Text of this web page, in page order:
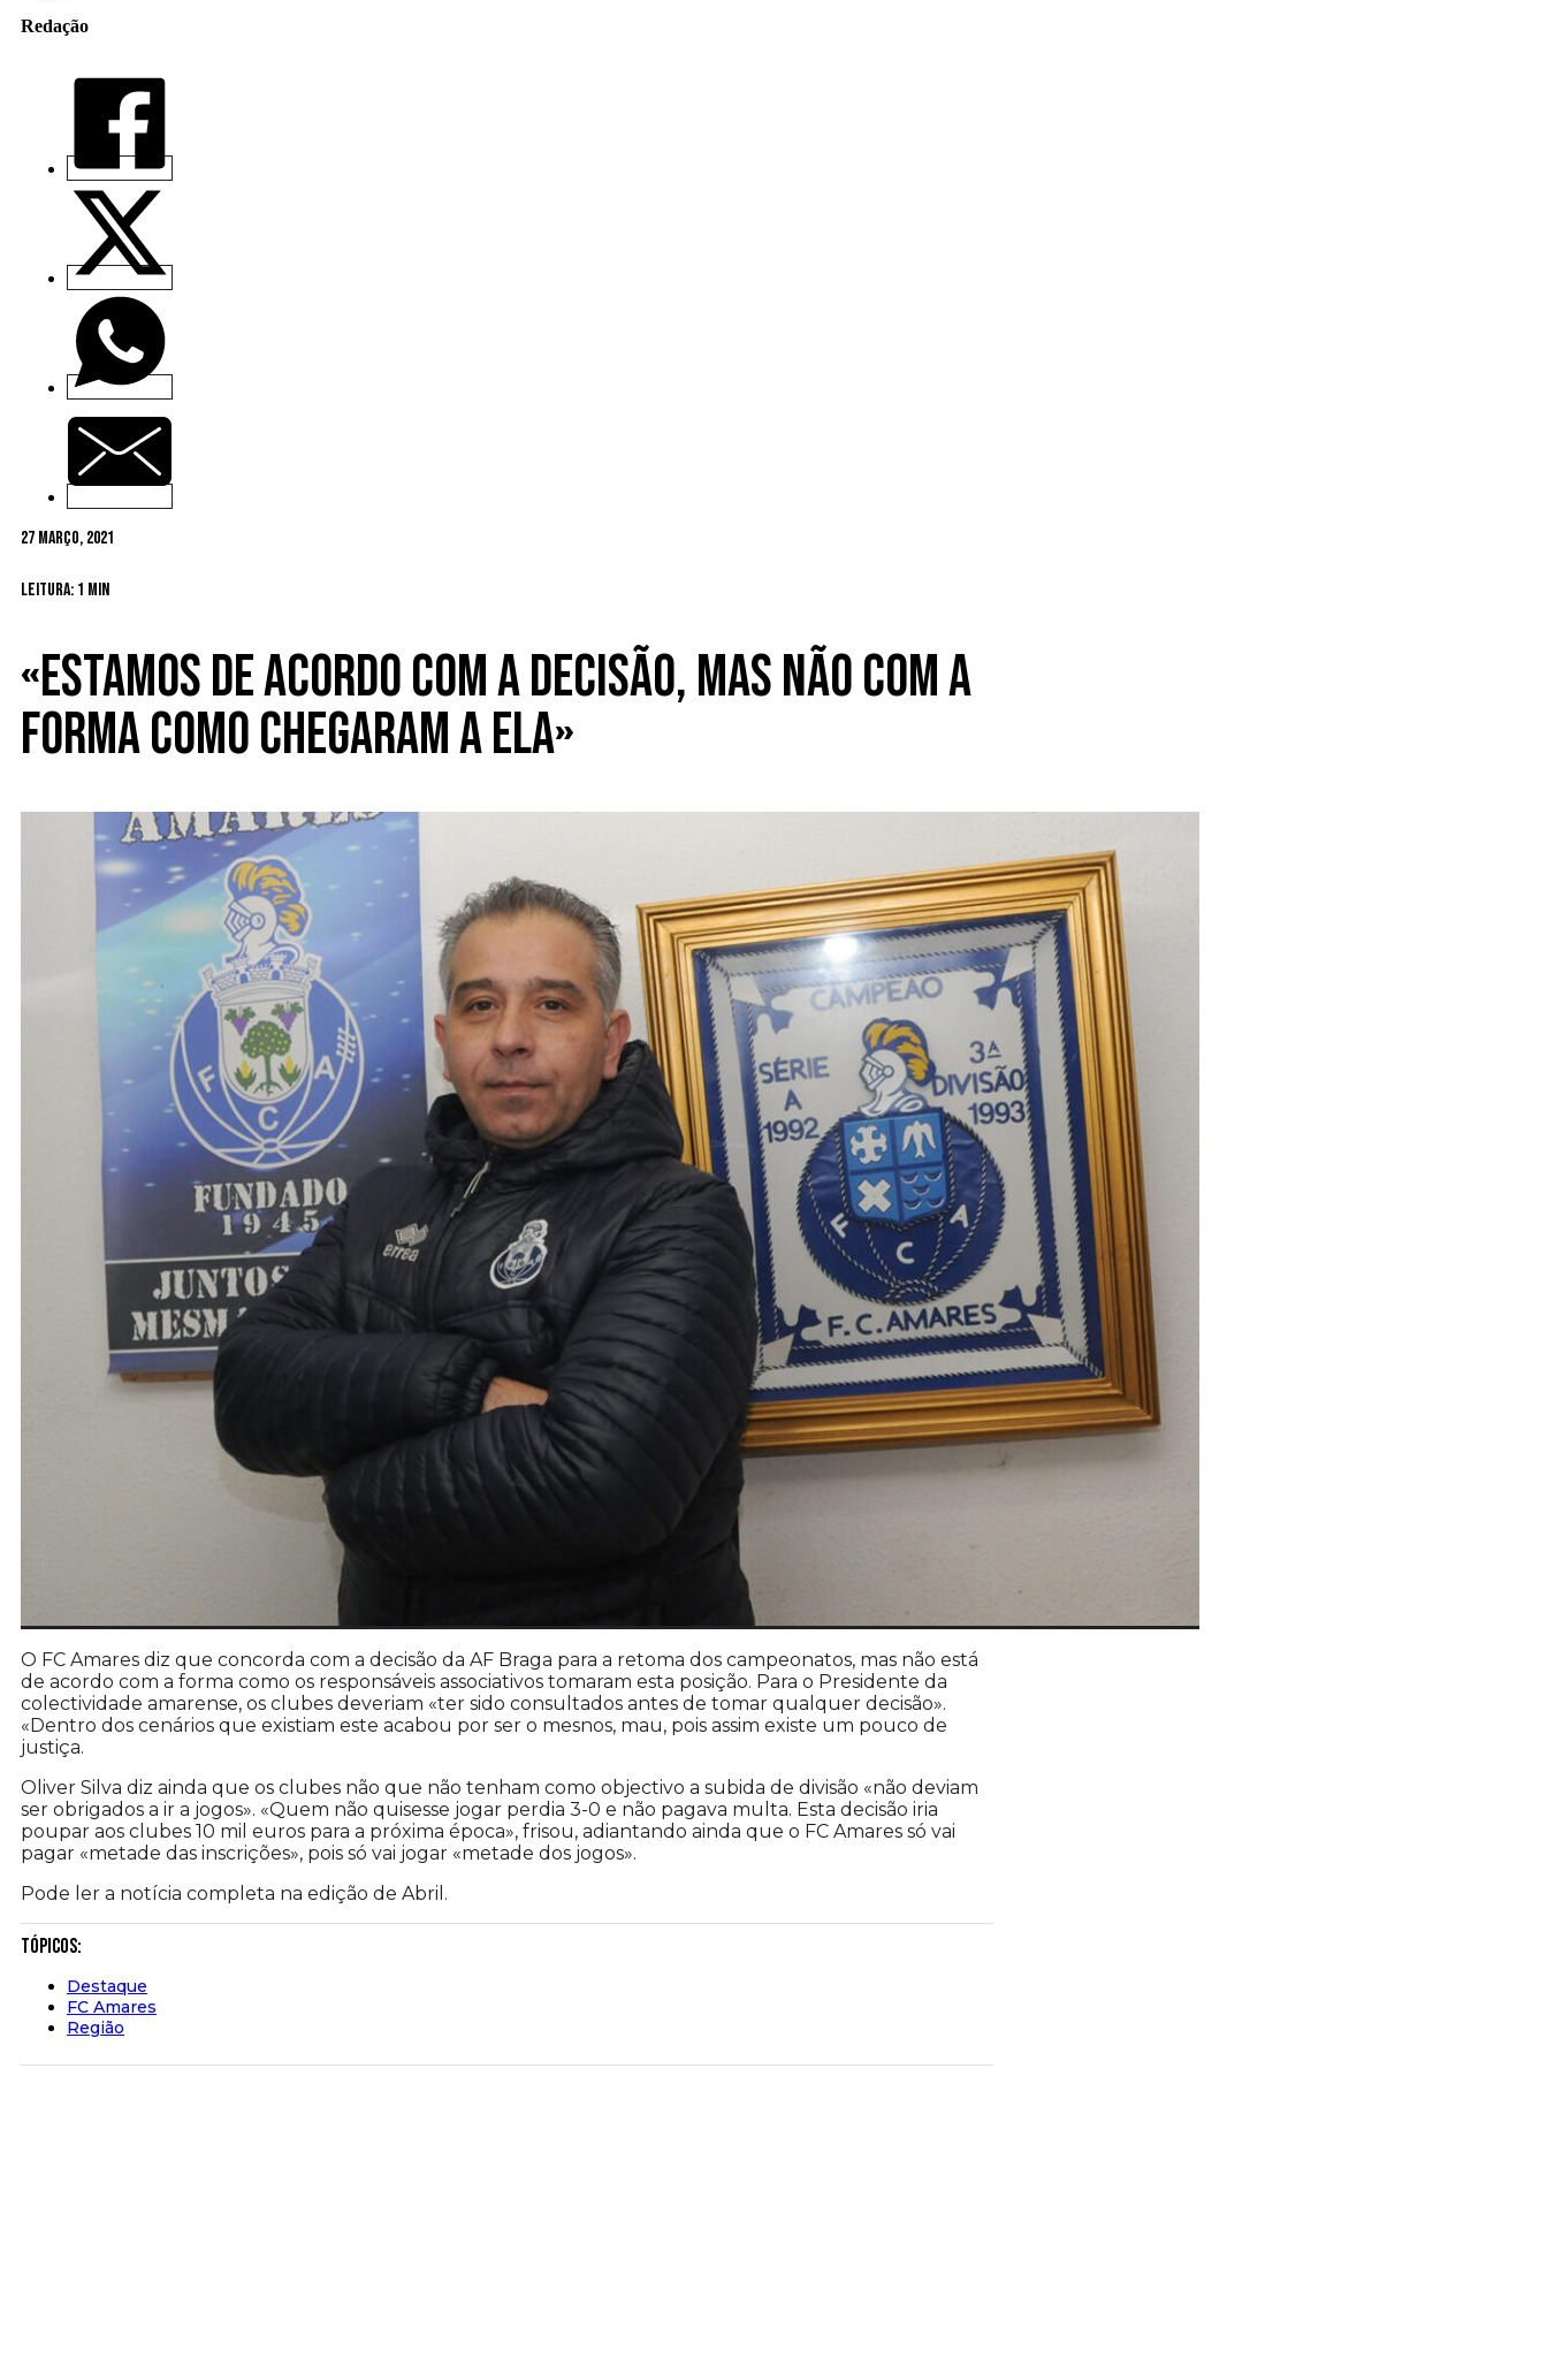
Redação
27 Março, 2021
Leitura: 1 min
«Estamos de acordo com a decisão, mas não com a
forma como chegaram a ela»
O FC Amares diz que concorda com a decisão da AF Braga para a retoma dos campeonatos, mas não está
de acordo com a forma como os responsáveis associativos tomaram esta posição. Para o Presidente da
colectividade amarense, os clubes deveriam «ter sido consultados antes de tomar qualquer decisão».
«Dentro dos cenários que existiam este acabou por ser o mesnos, mau, pois assim existe um pouco de
justiça.
Oliver Silva diz ainda que os clubes não que não tenham como objectivo a subida de divisão «não deviam
ser obrigados a ir a jogos». «Quem não quisesse jogar perdia 3-0 e não pagava multa. Esta decisão iria
poupar aos clubes 10 mil euros para a próxima época», frisou, adiantando ainda que o FC Amares só vai
pagar «metade das inscrições», pois só vai jogar «metade dos jogos».
Pode ler a notícia completa na edição de Abril.
Tópicos:
Destaque
FC Amares
Região